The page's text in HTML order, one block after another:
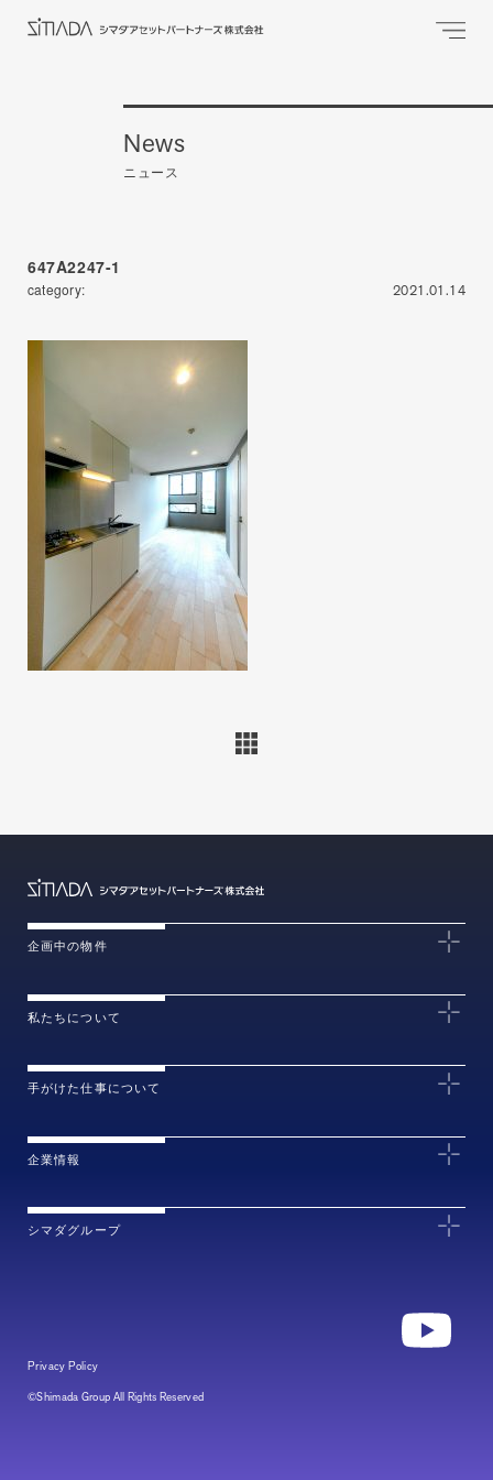
News
ニュース
647A2247-1
category: 2021.01.14
企画中の物件
私たちについて
手がけた仕事について
企業情報
シマダグループ
Privacy Policy
©Shimada Group All Rights Reserved